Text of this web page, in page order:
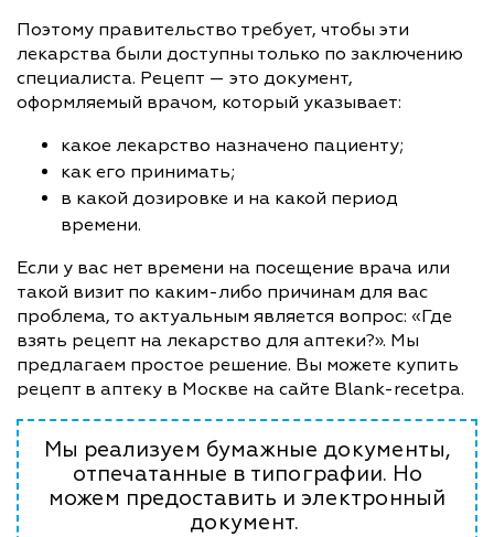
Поэтому правительство требует, чтобы эти
лекарства были доступны только по заключению
специалиста. Рецепт — это документ,
оформляемый врачом, который указывает:
какое лекарство назначено пациенту;
как его принимать;
в какой дозировке и на какой период
времени.
Если у вас нет времени на посещение врача или
такой визит по каким-либо причинам для вас
проблема, то актуальным является вопрос: «Где
взять рецепт на лекарство для аптеки?». Мы
предлагаем простое решение. Вы можете купить
рецепт в аптеку в Москве на сайте Blank-recetpa.
Мы реализуем бумажные документы,
отпечатанные в типографии. Но
можем предоставить и электронный
документ.